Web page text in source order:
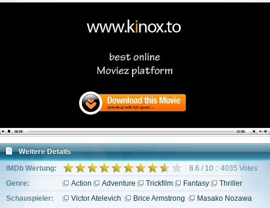
Weitere Details
IMDb Wertung:
8.6 / 10 :: 4035 Votes
Genre:
Action Adventure Trickfilm Fantasy
Thriller
Schauspieler:
Victor Atelevich Brice Armstrong
Masako Nozawa